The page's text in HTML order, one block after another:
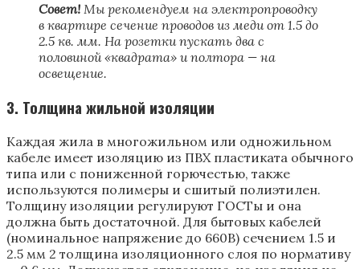
Совет! Мы рекомендуем на электропроводку
в квартире сечение проводов из меди от 1.5 до
2.5 кв. мм. На розетки пускать два с
половиной «квадрата» и полтора — на
освещение.
3. Толщина жильной изоляции
Каждая жила в многожильном или одножильном
кабеле имеет изоляцию из ПВХ пластиката обычного
типа или с пониженной горючестью, также
используются полимеры и сшитый полиэтилен.
Толщину изоляции регулируют ГОСТы и она
должна быть достаточной. Для бытовых кабелей
(номинальное напряжение до 660В) сечением 1.5 и
2.5 мм 2 толщина изоляционного слоя по нормативу